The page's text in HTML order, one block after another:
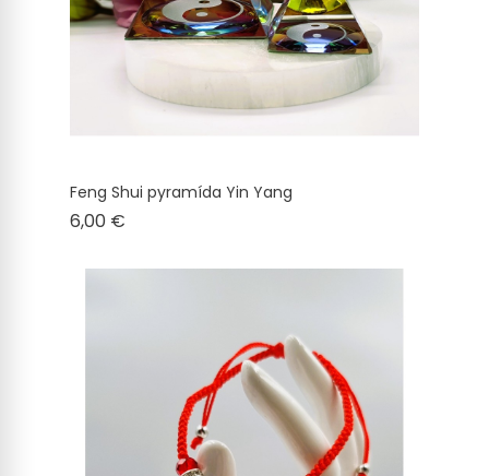
Feng Shui pyramída Yin Yang
6,00 €